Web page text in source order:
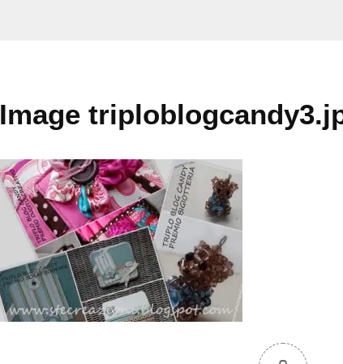
Image